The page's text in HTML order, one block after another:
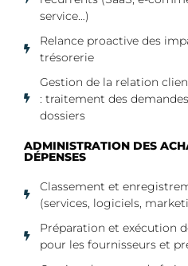
service…)
Relance proactive des
trésorerie
Gestion de la relation
: traitement des
dossiers
ADMINISTRATION DES
DÉPENSES
Classement et
(services, logiciels,
Préparation et exécution
pour les fournisseurs et